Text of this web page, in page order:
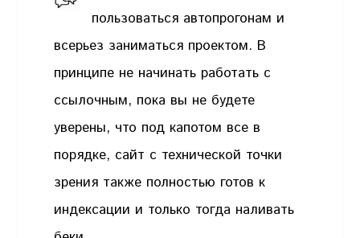
пользоваться автопрогонам и
всерьез заниматься проектом. В
принципе не начинать работать с
ссылочным, пока вы не будете
уверены, что под капотом все в
порядке, сайт с технической точки
зрения также полностью готов к
индексации и только тогда наливать